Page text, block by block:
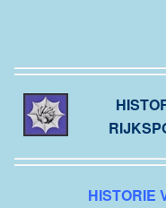
HISTORIE